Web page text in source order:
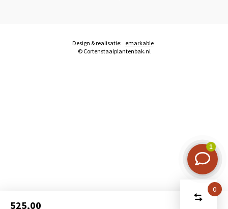
525,00
© Cortenstaalplantenbak.nl
Design & realisatie: emarkable
0
Vergelijk
Start